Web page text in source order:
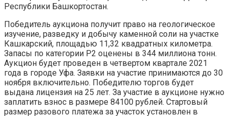
Республики Башкортостан.
Победитель аукциона получит право на геологическое
изучение, разведку и добычу каменной соли на участке
Кашкарский, площадью 11,32 квадратных километра.
Запасы по категории Р2 оценены в 344 миллиона тонн.
Аукцион будет проведен в четвертом квартале 2021
года в городе Уфа. Заявки на участие принимаются до 30
ноября включительно. Победителю торгов будет
выдана лицензия на 25 лет. За участие в аукционе нужно
заплатить взнос в размере 84100 рублей. Стартовый
размер разового платежа за участок установлен в